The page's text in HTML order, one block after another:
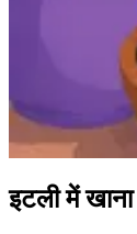
इटली में खाना